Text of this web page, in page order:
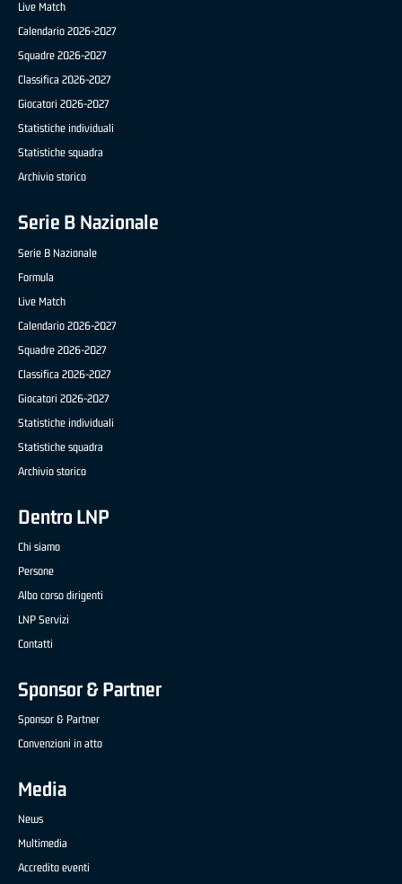
Live Match
Calendario 2026-2027
Squadre 2026-2027
Classifica 2026-2027
Giocatori 2026-2027
Statistiche individuali
Statistiche squadra
Archivio storico
Serie B Nazionale
Serie B Nazionale
Formula
Live Match
Calendario 2026-2027
Squadre 2026-2027
Classifica 2026-2027
Giocatori 2026-2027
Statistiche individuali
Statistiche squadra
Archivio storico
Dentro LNP
Chi siamo
Persone
Albo corso dirigenti
LNP Servizi
Contatti
Sponsor & Partner
Sponsor & Partner
Convenzioni in atto
Media
News
Multimedia
Accredito eventi